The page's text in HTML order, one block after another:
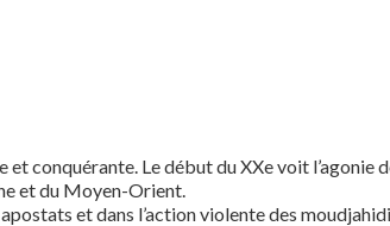
conquérante. Le début du XXe voit
et du Moyen-Orient.
et dans l’action violente des